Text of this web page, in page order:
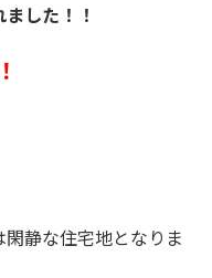
した！！
静な住宅地となりま